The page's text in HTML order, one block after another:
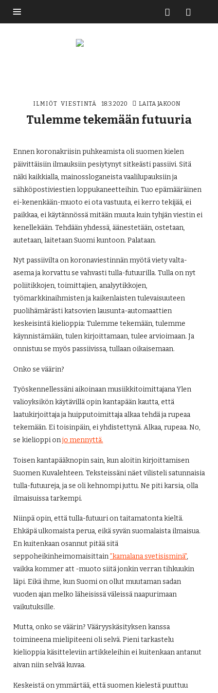
Buzzikuski
ILMIÖT VIESTINTÄ 18.3.2020 LAITA JAKOON
Tulemme tekemään futuuria
Ennen koronakriisin puhkeamista oli suomen kielen
päivittäisiin ilmauksiin pesiytynyt sitkeästi passiivi. Sitä
näki kaikkialla, mainossloganeista vaalilupauksiin ja
sähköpostiviestien loppukaneetteihin. Tuo epämääräinen
ei-kenenkään-muoto ei ota vastuuta, ei kerro tekijää, ei
paikkaa, ei käytännössä mitään muuta kuin tyhjän viestin ei
kenellekään. Tehdään yhdessä, äänestetään, ostetaan,
autetaan, laitetaan Suomi kuntoon. Palataan.
Nyt passiivilta on koronaviestinnän myötä viety valta-
asema ja korvattu se vahvasti tulla-futuurilla. Tulla on nyt
poliitikkojen, toimittajien, analyytikkojen,
työmarkkinaihmisten ja kaikenlaisten tulevaisuuteen
puolihämärästi katsovien lausunta-automaattien
keskeisintä kielioppia: Tulemme tekemään, tulemme
käynnistämään, tulen kirjoittamaan, tulee arvioimaan. Ja
onnistuu se myös passiivissa, tullaan oikaisemaan.
Onko se väärin?
Työskennellessäni aikoinaan musiikkitoimittajana Ylen
valioyksikön käytävillä opin kantapään kautta, että
laatukirjoittaja ja huipputoimittaja alkaa tehdä ja rupeaa
tekemään. Ei toisinpäin, ei yhdistettynä. Alkaa, rupeaa. No,
se kielioppi onjo mennyttä.
Toisen kantapääknopin sain, kun aloitin kirjoittamisen
Suomen Kuvalehteen. Teksteissäni näet vilisteli satunnaisia
tulla-futuureja, ja se oli kehnompi juttu. Ne piti karsia, olla
ilmaisuissa tarkempi.
Niinpä opin, että tulla-futuuri on taitamatonta kieltä.
Ehkäpä ulkomaista perua, eikä syvän suomalaista ilmaisua.
En kuitenkaan osannut pitää sitä
seppoheikinheimomaisittain”kamalana svetisisminä”,
vaikka kommer att -muoto siitä jonkin verran tihkuukin
läpi. Eikä ihme, kun Suomi on ollut muutaman sadan
vuoden ajan melko läheisissä väleissä naapurimaan
vaikutuksille.
Mutta, onko se väärin? Vääryyskäsityksen kanssa
toimineena mielipiteeni oli selvä. Pieni tarkastelu
kielioppia käsitteleviin artikkeleihin ei kuitenkaan antanut
aivan niin selvää kuvaa.
Keskeistä on ymmärtää, että suomen kielestä puuttuu